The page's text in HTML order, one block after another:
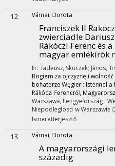
12 Várnai, Dorota
Franciszek II
zwierciadle
Rákóczi Ferenc és
magyar emlékírók
In: Tadeusz, Skoczek; János,
Bogiem za ojczyznę i wolność
bohaterze Węgier : Istennel a
Rákóczi Ferencről,
Warszawa, Lengyelország :
Niepodleglosci w Warszawie
Ismeretterjesztő
13 Várnai, Dorota
A magyarországi
századig